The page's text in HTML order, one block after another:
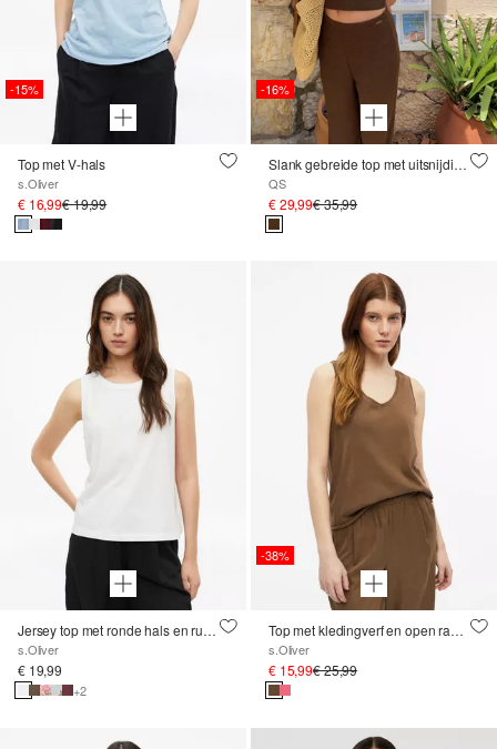
-15%
Top met V-hals
s.Oliver
€ 16,99€ 19,99
-16%
Slank gebreide top met uitsnijdingen
QS
€ 29,99€ 35,99
Jersey top met ronde hals en rugdetail
s.Oliver
€ 19,99
+2
-38%
Top met kledingverf en open randen
s.Oliver
€ 15,99€ 25,99